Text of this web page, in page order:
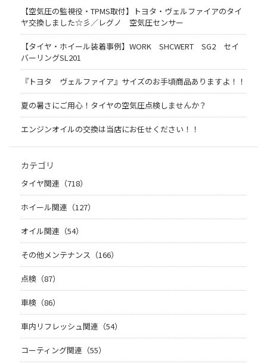
【空気圧の監視役・TPMS取付】トヨタ・ヴェルファイアのタイ
ヤ交換しました☆彡／レグノ 空気圧センサー
【タイヤ・ホイール装着事例】WORK SHCWERT SG2 セイ
バーリングSL201
『トヨタ ヴェルファイア』サイズのお手頃商品ありますよ！！
夏の暑さにご用心！タイヤの空気圧点検しませんか？
エンジンオイルの交換は当店にお任せください！！
カテゴリ
タイヤ関連（718）
ホイール関連（127）
オイル関連（54）
その他メンテナンス（166）
点検（87）
車検（86）
車内リフレッシュ関連（54）
コーティング関連（55）